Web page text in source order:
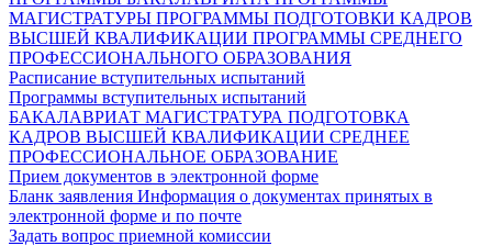
МАГИСТРАТУРЫ ПРОГРАММЫ ПОДГОТОВКИ КАДРОВ
ВЫСШЕЙ КВАЛИФИКАЦИИ ПРОГРАММЫ СРЕДНЕГО
ПРОФЕССИОНАЛЬНОГО ОБРАЗОВАНИЯ
Расписание вступительных испытаний
Программы вступительных испытаний
БАКАЛАВРИАТ МАГИСТРАТУРА ПОДГОТОВКА
КАДРОВ ВЫСШЕЙ КВАЛИФИКАЦИИ СРЕДНЕЕ
ПРОФЕССИОНАЛЬНОЕ ОБРАЗОВАНИЕ
Прием документов в электронной форме
Бланк заявления Информация о документах принятых в
электронной форме и по почте
Задать вопрос приемной комиссии